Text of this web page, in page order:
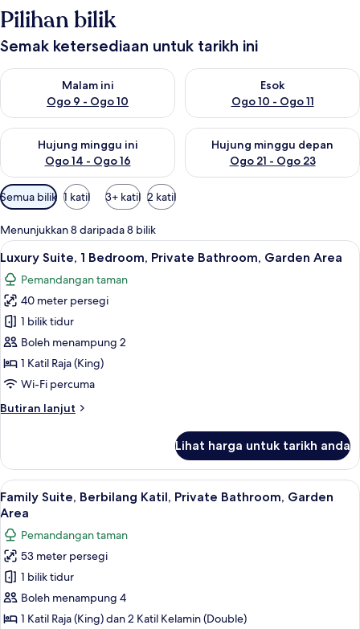
Pilihan bilik
Semak ketersediaan untuk tarikh ini
Malam ini
Ogo 9 - Ogo 10
Semak ketersediaan untuk malam ini Ogo 9 - Ogo 10
Esok
Ogo 10 - Ogo 11
Semak ketersediaan untuk
Hujung minggu ini
Ogo 14 - Ogo 16
Semak ketersediaan untuk hujung minggu ini Ogo 14 - Ogo 16
Hujung minggu depan
Ogo 21 - Ogo 23
Semak ketersediaan untuk
Penapis
yang
tersedia
untuk
bilik
Semua bilik 1 katil 3+ katil 2 katil
Menunjukkan 8 daripada 8 bilik
Lihat
semua
foto
untuk
Luxury
Suite,
1
Bedroom,
Bathroom,
Luxury Suite, 1 Bedroom, Private
2
Luxury Suite, 1 Bedroom, Private Bathroom, Garden Area
Pemandangan taman
40 meter persegi
1 bilik tidur
Boleh menampung 2
1 Katil Raja (King)
Wi-Fi percuma
Butiran lanjut
Butiran
Suite,
Bedroom,
Private
Garden
Area
Lihat harga untuk tarikh anda
Lihat
semua
foto
untuk
Family
Suite,
Berbilang
Katil,
Family Suite, Berbilang Katil,
2
Family Suite, Berbilang Katil, Private Bathroom, Garden
Area
Pemandangan taman
53 meter persegi
1 bilik tidur
Boleh menampung 4
1 Katil Raja (King) dan 2 Katil Kelamin (Double)